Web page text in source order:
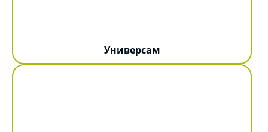
Универсам